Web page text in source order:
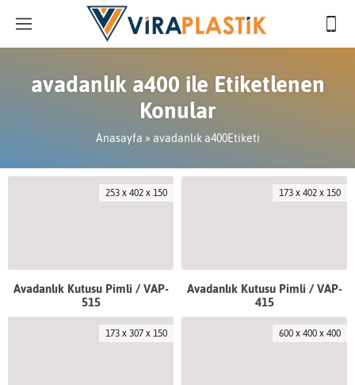
avadanlık a400 ile Etiketlenen
Konular
Anasayfa » avadanlık a400Etiketi
253 x 402 x 150
Avadanlık Kutusu Pimli / VAP-
515
173 x 402 x 150
Avadanlık Kutusu Pimli / VAP-
415
173 x 307 x 150 600 x 400 x 400